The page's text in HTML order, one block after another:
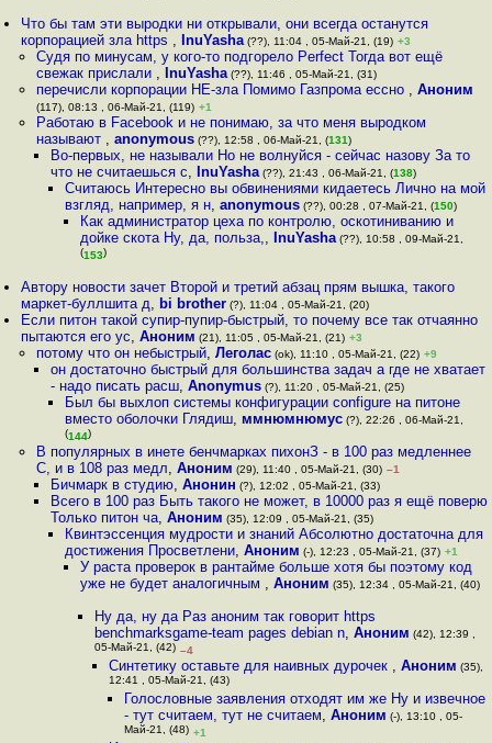
Что бы там эти выродки ни открывали, они всегда останутся
корпорацией зла https , InuYasha (??), 11:04 , 05-Май-21, (19) +3
Судя по минусам, у кого-то подгорело Perfect Тогда вот ещё
свежак прислали , InuYasha(??), 11:46 , 05-Май-21, (31)
перечисли корпорации НЕ-зла Помимо Газпрома ессно , Аноним
(117), 08:13 , 06-Май-21, (119) +1
Работаю в Facebook и не понимаю, за что меня выродком
называют , anonymous(??), 12:58 , 06-Май-21, (131)
Во-первых, не называли Но не волнуйся - сейчас назову За то
что не считаешься с, InuYasha(??), 21:43 , 06-Май-21, (138)
Считаюсь Интересно вы обвинениями кидаетесь Лично на мой
взгляд, например, я н,anonymous (??), 00:28 , 07-Май-21, (150)
Как администратор цеха по контролю, оскотиниванию и
дойке скота Ну, да, польза,, InuYasha(??), 10:58 , 09-Май-21,
(153)
Автору новости зачет Второй и третий абзац прям вышка, такого
маркет-буллшита д, bi brother (?), 11:04 , 05-Май-21, (20)
Если питон такой супир-пупир-быстрый, то почему все так отчаянно
пытаются его ус,Аноним (21), 11:05 , 05-Май-21, (21) +3
потому что он небыстрый, Леголас(ok), 11:10 , 05-Май-21, (22) +9
он достаточно быстрый для большинства задач а где не хватает
- надо писать расш, Anonymus(?), 11:20 , 05-Май-21, (25)
Был бы выхлоп системы конфигурации configure на питоне
вместо оболочки Глядиш, ммнюмнюмус (?), 22:26 , 06-Май-21,
(144)
В популярных в инете бенчмарках пихонЗ - в 100 раз медленнее
С, и в 108 раз медл, Аноним (29), 11:40 , 05-Май-21, (30) –1
Бичмарк в студию, Анонин (?), 12:02 , 05-Май-21, (33)
Всего в 100 раз Быть такого не может, в 10000 раз я ещё поверю
Только питон ча, Аноним (35), 12:09 , 05-Май-21, (35)
Квинтэссенция мудрости и знаний Абсолютно достаточна для
достижения Просветлени,Аноним (-), 12:23 , 05-Май-21, (37) +1
У раста проверок в рантайме больше хотя бы поэтому код
уже не будет аналогичным , Аноним (35), 12:34 , 05-Май-21, (40)
Ну да, ну да Раз аноним так говорит https
benchmarksgame-team pages debian n, Аноним (42), 12:39 ,
05-Май-21, (42) –4
Синтетику оставьте для наивных дурочек ,Аноним (35),
12:41 , 05-Май-21, (43)
Голословные заявления отходят им же Ну и извечное
- тут считаем, тут не считаем, Аноним (-), 13:10 , 05-
Май-21, (48) +1